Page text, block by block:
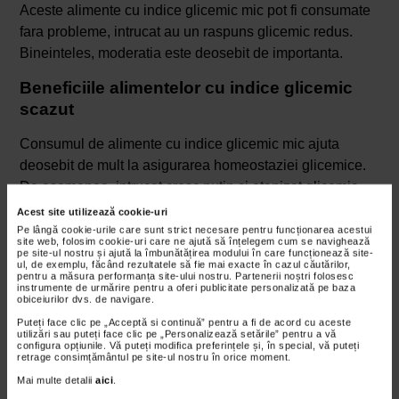
Acest site utilizează cookie-uri
Pe lângă cookie-urile care sunt strict necesare pentru funcționarea acestui
site web, folosim cookie-uri care ne ajută să înțelegem cum se navighează
pe site-ul nostru și ajută la îmbunătățirea modului în care funcționează site-
ul, de exemplu, făcând rezultatele să fie mai exacte în cazul căutărilor,
pentru a măsura performanța site-ului nostru. Partenerii noștri folosesc
instrumente de urmărire pentru a oferi publicitate personalizată pe baza
obiceiurilor dvs. de navigare.
Puteți face clic pe „Acceptă si continuă” pentru a fi de acord cu aceste
utilizări sau puteți face clic pe „Personalizează setările” pentru a vă
configura opțiunile. Vă puteți modifica preferințele și, în special, vă puteți
retrage consimțământul pe site-ul nostru în orice moment.
Mai multe detalii aici.
Aceste alimente cu indice glicemic mic pot fi consumate
fara probleme, intrucat au un raspuns glicemic redus.
Bineinteles, moderatia este deosebit de importanta.
Beneficiile alimentelor cu indice glicemic
scazut
Consumul de alimente cu indice glicemic mic ajuta
deosebit de mult la asigurarea homeostaziei glicemice.
De asemenea, intrucat cresc putin si etapizat glicemia,
asigura si senzatia prelungita de satietate, putand
promova controlul greutatii. Multe dintre aceste alimente
cu index glicemic mic sunt bogate in fibre vegetale,
promovand, astfel, si sanatatea tractului gastrointestinal.
Cu toate acestea, este foarte importanta portionarea,
intrucat orice exces este, in cele din urma, cu potential
nociv. Chiar daca alimentele cu indice glicemic mic sunt
mai bune decat cele care au un indice mai mare, nu
trebuie uitat faptul ca indicele este raportat la o cantitate